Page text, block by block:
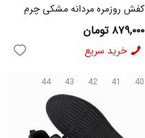
کفش روزمره مردانه مشکی چرم
مصنوعی بند دار مدل 49937
۸۷۹,۰۰۰ تومان
خرید سریع
40
41
42
43
44